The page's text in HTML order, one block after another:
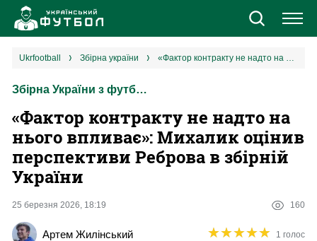
Новини
Збірна
Єврокубки
УПЛ
ukrfootball збірна україни «Фактор контракту не надто на нього впливає»: Михалик оцінив перспективи Реброва в збірній України
Збірна України з футболу
«Фактор контракту не надто на
нього впливає»: Михалик оцінив
перспективи Реброва в збірній
України
25 березня 2026, 18:19 160
Артем Жилінський ★★★★★
★★★★★ 1 голос